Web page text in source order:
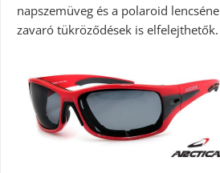
napszemüveg és a polaroid
zavaró tükröződések is elfelejthetők.